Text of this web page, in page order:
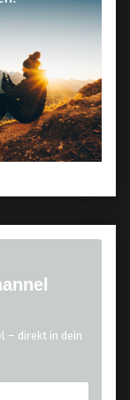
– direkt in dein